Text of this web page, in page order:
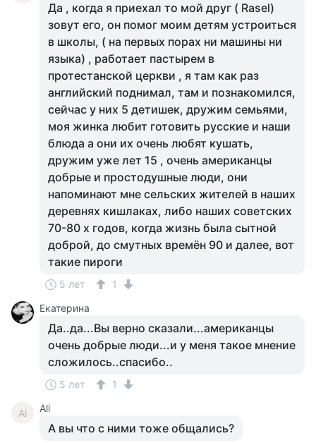
Да , когда я приехал то мой друг ( Rasel)
зовут его, он помог моим детям устроиться
в школы, ( на первых порах ни машины ни
языка) , работает пастырем в
протестанской церкви , я там как раз
английский поднимал, там и познакомился,
сейчас у них 5 детишек, дружим семьями,
моя жинка любит готовить русские и наши
блюда а они их очень любят кушать,
дружим уже лет 15 , очень американцы
добрые и простодушные люди, они
напоминают мне сельских жителей в наших
деревнях кишлаках, либо наших советских
70-80 х годов, когда жизнь была сытной
доброй, до смутных времён 90 и далее, вот
такие пироги
5 лет
1
Екатерина
Да..да...Вы верно сказали...американцы
очень добрые люди...и у меня такое мнение
сложилось..спасибо..
5 лет 1
Al Ali
А вы что с ними тоже общались?